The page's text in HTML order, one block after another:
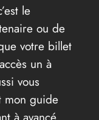
le
ou de
votre billet
un à
vous
mon guide